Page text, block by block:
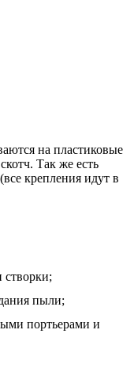
на пластиковые
Так же есть
крепления идут в
створки;
пыли;
портьерами и